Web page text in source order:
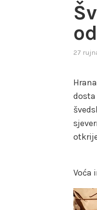
27
Voća